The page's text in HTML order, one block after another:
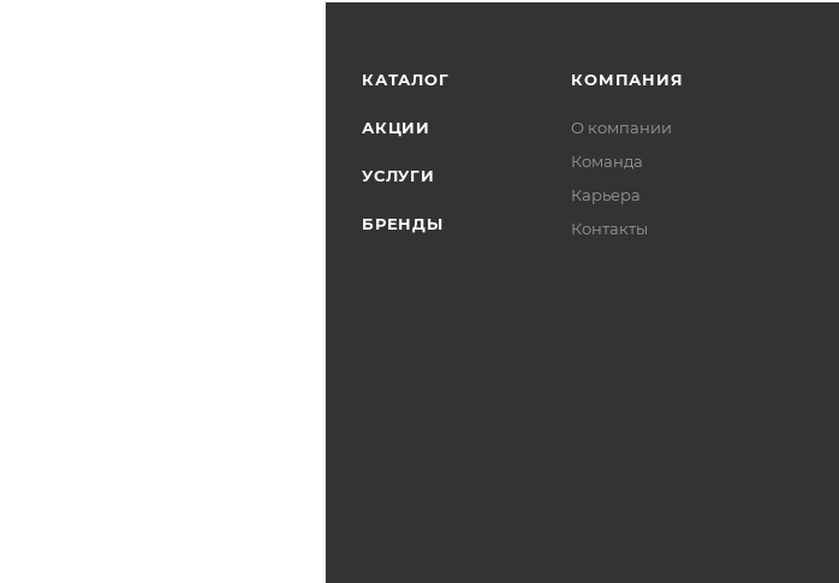
КАТАЛОГ
АКЦИИ
УСЛУГИ
БРЕНДЫ
КОМПАНИЯ
О компании
Команда
Карьера
Контакты